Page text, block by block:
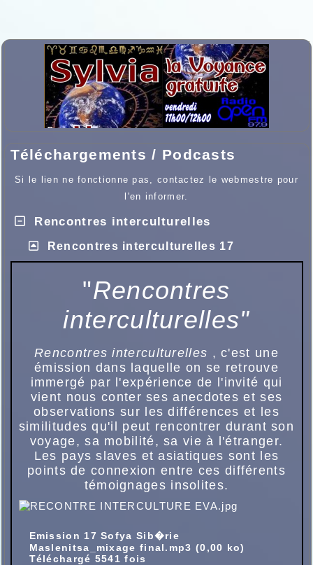
Téléchargements / Podcasts
Si le lien ne fonctionne pas, contactez le webmestre pour
l'en informer.
Rencontres interculturelles
Rencontres interculturelles 17
"Rencontres
interculturelles"
Rencontres interculturelles , c'est une
émission dans laquelle on se retrouve
immergé par l'expérience de l'invité qui
vient nous conter ses anecdotes et ses
observations sur les différences et les
similitudes qu'il peut rencontrer durant son
voyage, sa mobilité, sa vie à l'étranger.
Les pays slaves et asiatiques sont les
points de connexion entre ces différents
témoignages insolites.
Emission 17 Sofya Sib�rie
Maslenitsa_mixage final.mp3 (0,00 ko)
Téléchargé 5541 fois